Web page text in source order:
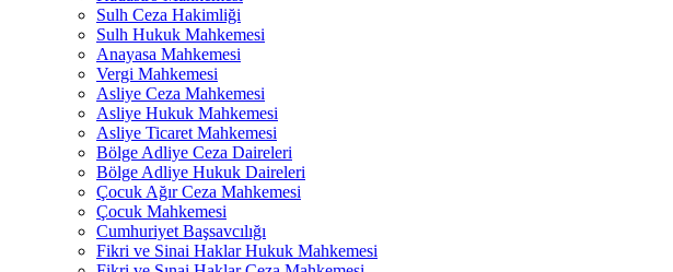
Sulh Ceza Hakimliği
Sulh Hukuk Mahkemesi
Anayasa Mahkemesi
Vergi Mahkemesi
Asliye Ceza Mahkemesi
Asliye Hukuk Mahkemesi
Asliye Ticaret Mahkemesi
Bölge Adliye Ceza Daireleri
Bölge Adliye Hukuk Daireleri
Çocuk Ağır Ceza Mahkemesi
Çocuk Mahkemesi
Cumhuriyet Başsavcılığı
Fikri ve Sinai Haklar Hukuk Mahkemesi